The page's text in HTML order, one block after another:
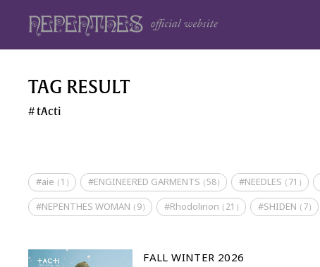
TAG RESULT
tActi
#aie（1） #ENGINEERED GARMENTS（58） #NEEDLES（71）
#NEPENTHES WOMAN（9） #Rhodolirion（21） #SHIDEN（7）
FALL WINTER 2026